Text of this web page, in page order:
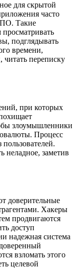
для скрытой
часто
ПО. Такие
подглядывать
времени,
переписку
при которых
злоумышленники
Процесс
неладное, заметив
доверительные
Хакеры
продвигаются
доступ
надежная система
взломать этого
целевой